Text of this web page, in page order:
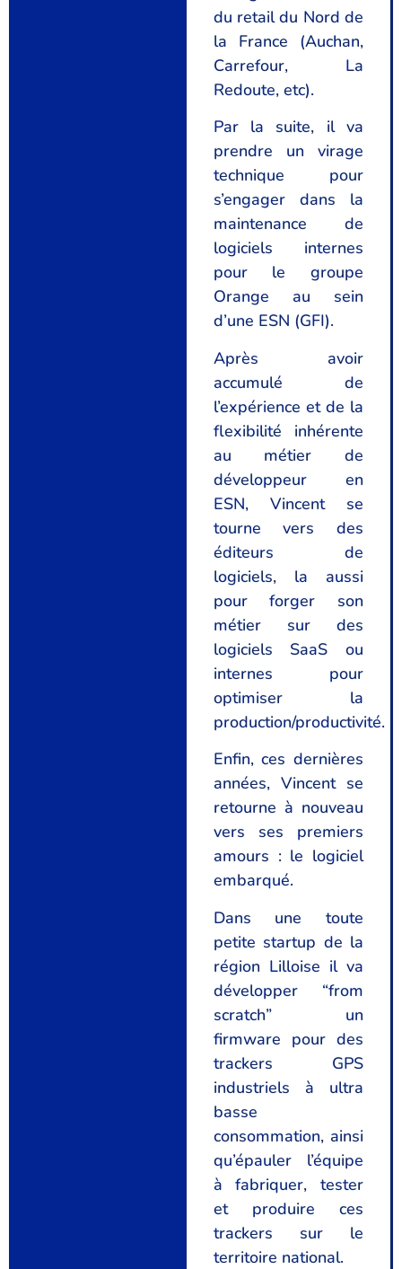
du retail du Nord de
la France (Auchan,
Carrefour, La
Redoute, etc).
Par la suite, il va
prendre un virage
technique pour
s’engager dans la
maintenance de
logiciels internes
pour le groupe
Orange au sein
d’une ESN (GFI).
Après avoir
accumulé de
l’expérience et de la
flexibilité inhérente
au métier de
développeur en
ESN, Vincent se
tourne vers des
éditeurs de
logiciels, la aussi
pour forger son
métier sur des
logiciels SaaS ou
internes pour
optimiser la
production/productivité.
Enfin, ces dernières
années, Vincent se
retourne à nouveau
vers ses premiers
amours : le logiciel
embarqué.
Dans une toute
petite startup de la
région Lilloise il va
développer “from
scratch” un
firmware pour des
trackers GPS
industriels à ultra
basse
consommation, ainsi
qu’épauler l’équipe
à fabriquer, tester
et produire ces
trackers sur le
territoire national.